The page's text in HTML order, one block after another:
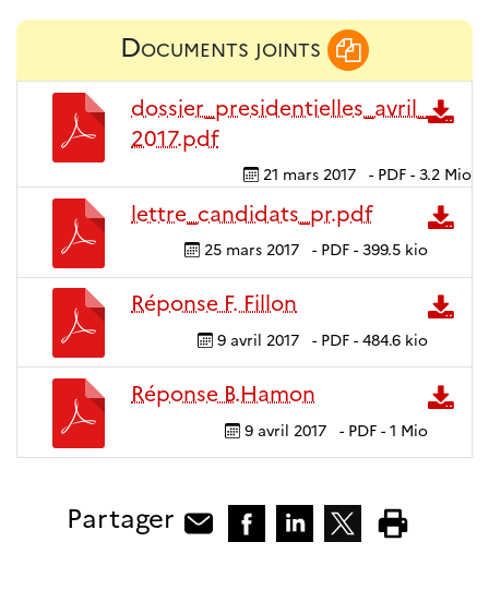
Documents joints
dossier_presidentielles_avril_
2017.pdf
21 mars 2017 - PDF - 3.2 Mio
lettre_candidats_pr.pdf
25 mars 2017 - PDF - 399.5 kio
Réponse F. Fillon
9 avril 2017 - PDF - 484.6 kio
Réponse B.Hamon
9 avril 2017 - PDF - 1 Mio
Partager